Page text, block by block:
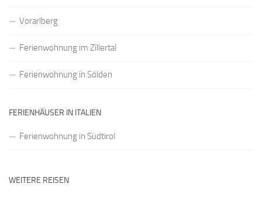
Vorarlberg
Ferienwohnung im Zillertal
Ferienwohnung in Sölden
FERIENHÄUSER IN ITALIEN
Ferienwohnung in Südtirol
WEITERE REISEN